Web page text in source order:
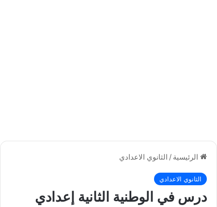
الرئيسية / الثانوي الاعدادي
الثانوي الاعدادي
درس في الوطنية الثانية إعدادي